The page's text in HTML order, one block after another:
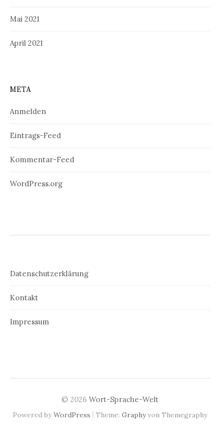
Mai 2021
April 2021
META
Anmelden
Eintrags-Feed
Kommentar-Feed
WordPress.org
Datenschutzerklärung
Kontakt
Impressum
© 2026 Wort-Sprache-Welt
Powered byWordPress | Theme: Graphyvon Themegraphy